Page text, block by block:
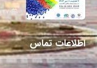
27 می 2024
اطلاعات تماس